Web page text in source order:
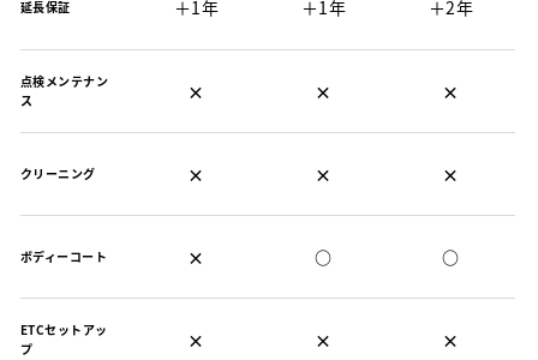
延長保証 ＋1年 ＋1年 ＋2年
点検メンテナン
ス
× × ×
クリーニング × × ×
ボディーコート × ○ ○
ETCセットアッ
プ
× × ×